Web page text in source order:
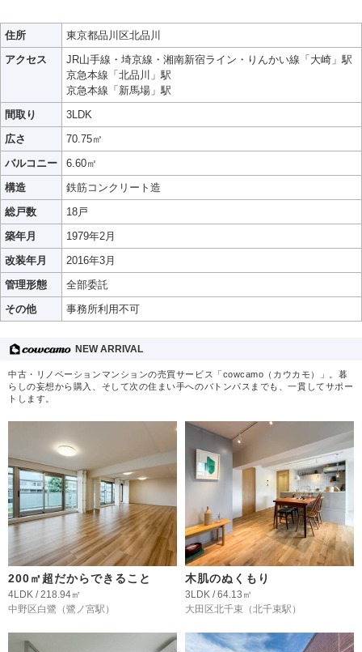
住所
東京都品川区北品川
アクセス
JR山手線・埼京線・湘南新宿ライン・りんかい線「大崎」駅
京急本線「北品川」駅
京急本線「新馬場」駅
間取り
3LDK
広さ
70.75㎡
バルコニー
6.60㎡
構造
鉄筋コンクリート造
総戸数
18戸
築年月
1979年2月
改装年月
2016年3月
管理形態
全部委託
その他
事務所利用不可
NEW ARRIVAL
中古・リノベーションマンションの売買サービス「cowcamo（カウカモ）」。暮
らしの妄想から購入、そして次の住まい手へのバトンパスまでも、一貫してサポー
トします。
200㎡超だからできること
4LDK / 218.94㎡
中野区白鷺 （鷺ノ宮駅）
木肌のぬくもり
3LDK / 64.13㎡
大田区北千束 （北千束駅）